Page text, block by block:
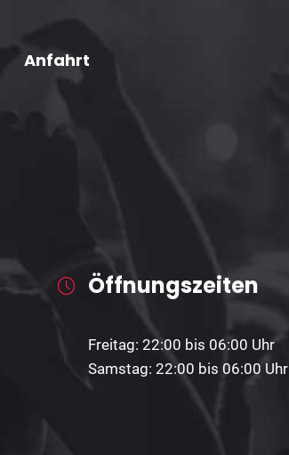
Anfahrt
Öffnungszeiten
Freitag: 22:00 bis 06:00 Uhr
Samstag: 22:00 bis 06:00 Uhr